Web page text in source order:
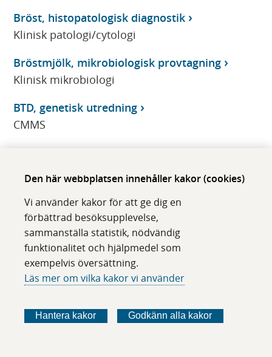
Den här webbplatsen innehåller kakor (cookies)
Vi använder kakor för att ge dig en
förbättrad besöksupplevelse,
sammanställa statistik, nödvändig
funktionalitet och hjälpmedel som
exempelvis översättning.
Läs mer om vilka kakor vi använder
Hantera kakor Godkänn alla kakor
Bröst, histopatologisk diagnostik
Klinisk patologi/cytologi
Bröstmjölk, mikrobiologisk provtagning
Klinisk mikrobiologi
BTD, genetisk utredning
CMMS
BTD-genen
CMMS
BTP
Klinisk kemi
Buccalprov